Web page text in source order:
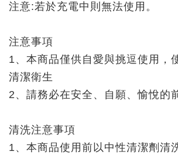
注意:若於充電中則無法使用。
注意事項
1、本商品僅供自愛與挑逗使用，
清潔衛生
2、請務必在安全、自願、愉悅的
清洗注意事項
1、本商品使用前以中性清潔劑清